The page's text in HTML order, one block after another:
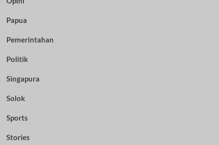
Papua
Pemerintahan
Politik
Singapura
Solok
Sports
Stories